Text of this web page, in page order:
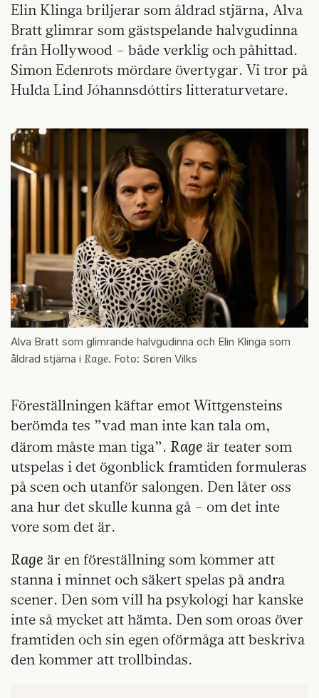
Elin Klinga briljerar som åldrad stjärna, Alva
Bratt glimrar som gästspelande halvgudinna
från Hollywood – både verklig och påhittad.
Simon Edenrots mördare övertygar. Vi tror på
Hulda Lind Jóhannsdóttirs litteraturvetare.
Alva Bratt som glimrande halvgudinna och Elin Klinga som
åldrad stjärna i Rage. Foto: Sören Vilks
Föreställningen käftar emot Wittgensteins
berömda tes ”vad man inte kan tala om,
därom måste man tiga”. Rage är teater som
utspelas i det ögonblick framtiden formuleras
på scen och utanför salongen. Den låter oss
ana hur det skulle kunna gå – om det inte
vore som det är.
Rage är en föreställning som kommer att
stanna i minnet och säkert spelas på andra
scener. Den som vill ha psykologi har kanske
inte så mycket att hämta. Den som oroas över
framtiden och sin egen oförmåga att beskriva
den kommer att trollbindas.